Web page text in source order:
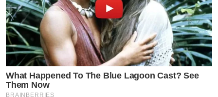
What Happened To The Blue Lagoon Cast? See
Them Now
BRAINBERRIES